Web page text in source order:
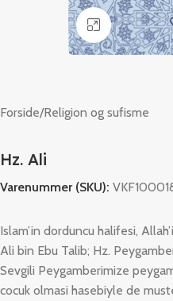
Klik for at
Forside/Religion og sufisme
Hz. Ali
Varenummer (SKU):
Islam’in dorduncu halifesi,
Ali bin Ebu Talib; Hz.
Sevgili Peygamberimize
cocuk olmasi hasebiyle de